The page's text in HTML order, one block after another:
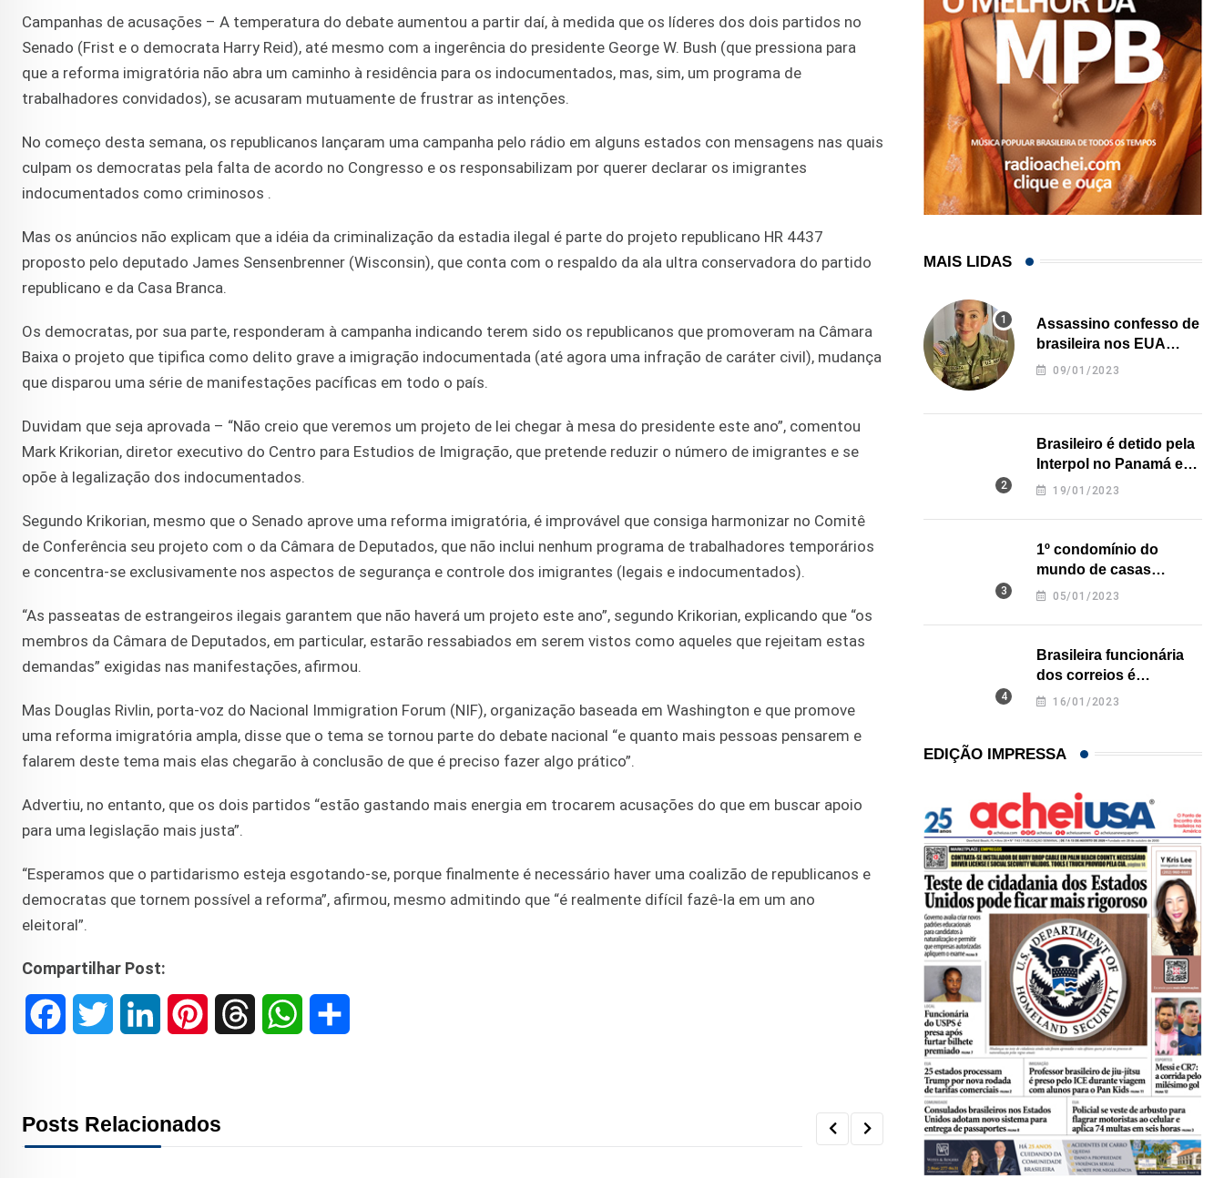
Campanhas de acusações – A temperatura do debate aumentou a partir daí, à medida que os líderes dos dois partidos no
Senado (Frist e o democrata Harry Reid), até mesmo com a ingerência do presidente George W. Bush (que pressiona para
que a reforma imigratória não abra um caminho à residência para os indocumentados, mas, sim, um programa de
trabalhadores convidados), se acusaram mutuamente de frustrar as intenções.
No começo desta semana, os republicanos lançaram uma campanha pelo rádio em alguns estados con mensagens nas quais
culpam os democratas pela falta de acordo no Congresso e os responsabilizam por querer declarar os imigrantes
indocumentados como criminosos .
Mas os anúncios não explicam que a idéia da criminalização da estadia ilegal é parte do projeto republicano HR 4437
proposto pelo deputado James Sensenbrenner (Wisconsin), que conta com o respaldo da ala ultra conservadora do partido
republicano e da Casa Branca.
Os democratas, por sua parte, responderam à campanha indicando terem sido os republicanos que promoveram na Câmara
Baixa o projeto que tipifica como delito grave a imigração indocumentada (até agora uma infração de caráter civil), mudança
que disparou uma série de manifestações pacíficas em todo o país.
Duvidam que seja aprovada – “Não creio que veremos um projeto de lei chegar à mesa do presidente este ano”, comentou
Mark Krikorian, diretor executivo do Centro para Estudios de Imigração, que pretende reduzir o número de imigrantes e se
opõe à legalização dos indocumentados.
Segundo Krikorian, mesmo que o Senado aprove uma reforma imigratória, é improvável que consiga harmonizar no Comitê
de Conferência seu projeto com o da Câmara de Deputados, que não inclui nenhum programa de trabalhadores temporários
e concentra-se exclusivamente nos aspectos de segurança e controle dos imigrantes (legais e indocumentados).
“As passeatas de estrangeiros ilegais garantem que não haverá um projeto este ano”, segundo Krikorian, explicando que “os
membros da Câmara de Deputados, em particular, estarão ressabiados em serem vistos como aqueles que rejeitam estas
demandas” exigidas nas manifestações, afirmou.
Mas Douglas Rivlin, porta-voz do Nacional Immigration Forum (NIF), organização baseada em Washington e que promove
uma reforma imigratória ampla, disse que o tema se tornou parte do debate nacional “e quanto mais pessoas pensarem e
falarem deste tema mais elas chegarão à conclusão de que é preciso fazer algo prático”.
Advertiu, no entanto, que os dois partidos “estão gastando mais energia em trocarem acusações do que em buscar apoio
para uma legislação mais justa”.
“Esperamos que o partidarismo esteja esgotando-se, porque finalmente é necessário haver uma coalizão de republicanos e
democratas que tornem possível a reforma”, afirmou, mesmo admitindo que “é realmente difícil fazê-la em um ano
eleitoral”.
Compartilhar Post:
e t k t
Posts Relacionados
MAIS LIDAS
Assassino confesso de
brasileira nos EUA
revela onde deixou o
09/01/2023
Brasileiro é detido pela
Interpol no Panamá e
pode pegar prisão
19/01/2023
1º condomínio do
mundo de casas
impressas em 3D é
05/01/2023
Brasileira funcionária
dos correios é
assassinada a facadas
16/01/2023
EDIÇÃO IMPRESSA